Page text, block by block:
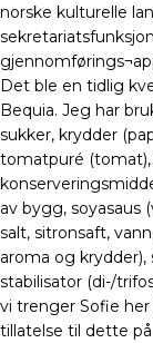
norske kulturelle
Det ble en tidlig
Bequia. Jeg har
sukker, krydder
tomatpuré (tomat),
av bygg, soyasaus
salt, sitronsaft,
aroma og krydder),
stabilisator (di-/
vi trenger Sofie
tillatelse til dette